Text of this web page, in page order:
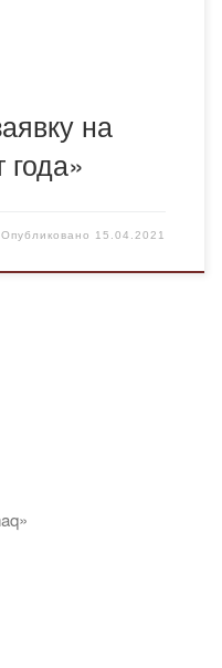
на
Опубликовано 15.04.2021